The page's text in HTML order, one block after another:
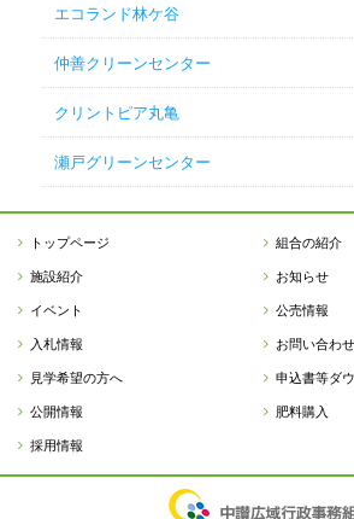
エコランド林ケ谷
仲善クリーンセンター
クリントピア丸亀
瀬戸グリーンセンター
トップページ
組合の紹介
施設紹介
お知らせ
イベント
公売情報
入札情報
お問い合わせ
見学希望の方へ
申込書等ダ
公開情報
肥料購入
採用情報